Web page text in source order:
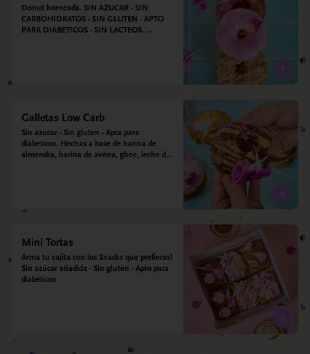
Donut horneada. SIN AZUCAR - SIN
CARBOHIDRATOS - SIN GLUTEN - APTO
PARA DIABETICOS - SIN LACTEOS.
Galletas Low Carb
Sin azucar - Sin gluten - Apta para
diabeticos. Hechas a base de harina de
almendra, harina de avena, ghee, leche de
Mini Tortas
Arma tu cajita con los Snacks que prefieras!
Sin azúcar añadida - Sin gluten - Apto para
diabéticos